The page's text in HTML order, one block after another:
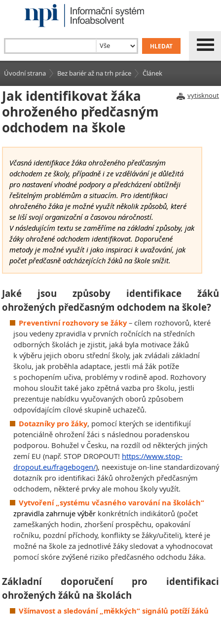
Úvodní strana Bez bariér až na trh práce Článek
vytisknout
Jak identifikovat žáka
ohroženého předčasným
odchodem na škole
Včasná identifikace žáka ohroženého předčasným
odchodem ze školy, případně i ze vzdělávání je důležitá
pro nastavení vhodné podpory a předcházení obtížněji
řešitelným problémům a situacím. Pro identifikaci
ohroženého žáka je možné využít několik způsobů, které
se liší svojí organizační a časovou náročností.
V následujícím textu se zaměříme na základní způsoby, jak
žáky ohrožené odchodem identifikovat. Doporučené
metody je možné využít i jako inspiraci k uvažování, jak
počet předčasně odcházejících žáků na škole snížit.
Jaké jsou způsoby identifikace žáků
ohrožených předčasným odchodem na škole?
Preventivní rozhovory se žáky – cílem rozhovorů, které
jsou vedeny zpravidla v prvních ročnících na středních
odborných školách je zjistit, jaká byla motivace žáků
k výběru jejich oboru střední školy, jak zvládali základní
školu, jak proběhla adaptace, jestli má žák potíže
s pochopením učiva, problémy v rodině apod. Rozhovory
mohou sloužit také jako zpětná vazba pro školu, jestli
prezentuje nabídku vyučovaných oborů způsobem
odpovídajícím cílové skupině uchazečů.
Dotazníky pro žáky, pomocí kterých se identifikují
potenciálně ohrožení žáci s následnou poradenskou
podporou. Bohužel v Česku, na rozdíl od některých jiných
zemí EU (např. STOP DROPOUT! https://www.stop-
dropout.eu/fragebogen/), neexistuje on-line standardizovaný
dotazník pro identifikaci žáků ohrožených předčasným
odchodem, některé prvky ale mohou školy využít.
Vytvoření „systému včasného varování na školách“
zpravidla zahrnuje výběr konkrétních indikátorů (počet
zameškaných hodin, zhoršení prospěchu, opakování
ročníku, pozdní příchody, konflikty se žáky/učiteli), které je
možné na škole za jednotlivé žáky sledovat a vyhodnocovat
pomocí skóre zvýšené riziko předčasného odchodu žáka.
Základní doporučení pro identifikaci
ohrožených žáků na školách
Všímavost a sledování „měkkých“ signálů potíží žáků